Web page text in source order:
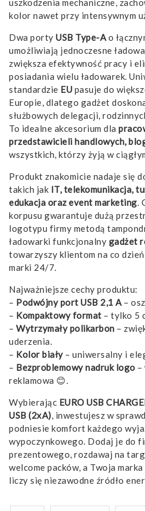
uszkodzenia mechaniczne,
kolor nawet przy intensywnym
Dwa porty USB Type-Ao
umożliwiają jednoczesne
zwiększa efektywność pracy i
posiadania wielu ładowarek.
standardzie EU pasuje do
Europie, dlatego gadżet
służbowych delegacji,
To idealne akcesorium dla
przedstawicieli handlowych,
wszystkich, którzy żyją w
Produkt znakomicie nadaje się
takich jak IT, telekomunikacja,
edukacja oraz event marketing.
korpusu gwarantuje dużą
logotypu firmy metodą
ładowarki funkcjonalny gadżet
towarzyszy klientom na co
marki 24/7.
Najważniejsze cechy produktu:
– Podwójny port USB 2,1 A–
– Kompaktowy format – tylko 5
– Wytrzymały polikarbon –
uderzenia.
– Kolor biały– uniwersalny i
– Bezproblemowy nadruk logo –
reklamowa 😊.
Wybierając EURO USB
USB (2xA), inwestujesz w
podniesie komfort każdego
wypoczynkowego. Dodaj je do
prezentowego, rozdawaj na
welcome packów, a Twoja
liczy się niezawodne źródło